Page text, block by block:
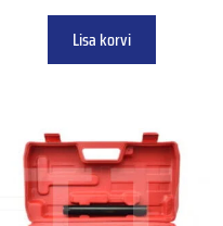
Lisa korvi